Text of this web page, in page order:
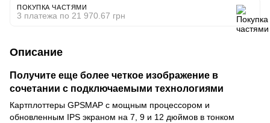
ПОКУПКА ЧАСТЯМИ
3 платежа по 21 970.67 грн
Описание
Получите еще более четкое изображение в
сочетании с подключаемыми технологиями
Картплоттеры GPSMAP с мощным процессором и
обновленным IPS экраном на 7, 9 и 12 дюймов в тонком